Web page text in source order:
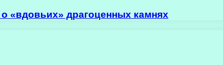
«вдовьих» драгоценных камнях